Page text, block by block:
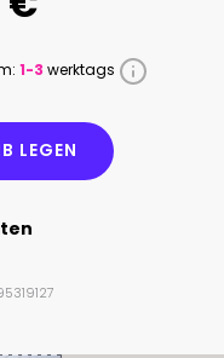
1-3 werktags
LEGEN